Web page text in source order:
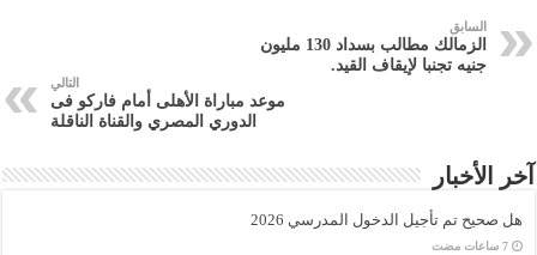
السابق
الزمالك مطالب بسداد 130 مليون
جنيه تجنبا لإيقاف القيد.
التالي
موعد مباراة الأهلى أمام فاركو فى
الدوري المصري والقناة الناقلة
آخر الأخبار
هل صحيح تم تأجيل الدخول المدرسي 2026
‏7 ساعات مضت